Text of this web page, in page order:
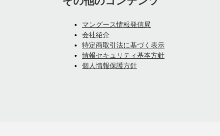
マングース情報発信局
会社紹介
特定商取引法に基づく表示
情報セキュリティ基本方針
個人情報保護方針